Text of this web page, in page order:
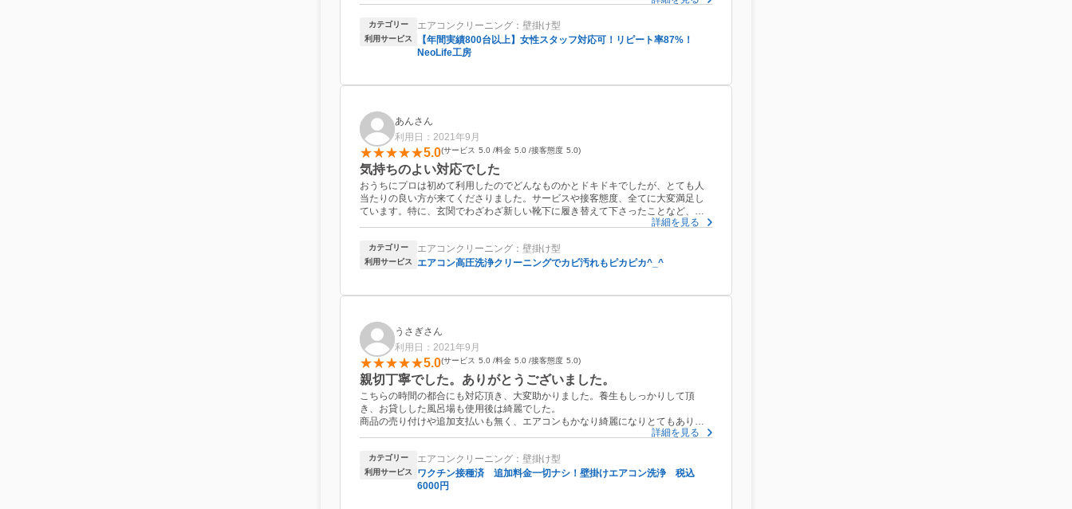
カテゴリー エアコンクリーニング：壁掛け型
利用サービス
【年間実績800台以上】女性スタッフ対応可！リピート率87%！
NeoLife工房
あんさん
利用日：2021年9月
5.0 サービス 5.0 料金 5.0 接客態度 5.0
気持ちのよい対応でした
おうちにプロは初めて利用したのでどんなものかとドキドキでしたが、とても人
当たりの良い方が来てくださりました。サービスや接客態度、全てに大変満足し
ています。特に、玄関でわざわざ新しい靴下に履き替えて下さったことなど、な
るべく家を汚さない気遣いが嬉しかったです。また機会があればお願いしたいで
詳細を見る
カテゴリー エアコンクリーニング：壁掛け型
利用サービス エアコン高圧洗浄クリーニングでカビ汚れもピカピカ^_^
うさぎさん
利用日：2021年9月
5.0 サービス 5.0 料金 5.0 接客態度 5.0
親切丁寧でした。ありがとうございました。
こちらの時間の都合にも対応頂き、大変助かりました。養生もしっかりして頂
き、お貸しした風呂場も使用後は綺麗でした。
商品の売り付けや追加支払いも無く、エアコンもかなり綺麗になりとてもありが
た。こちらも時期が来たらお願いしたいです。
詳細を見る
カテゴリー エアコンクリーニング：壁掛け型
利用サービス
ワクチン接種済 追加料金一切ナシ！壁掛けエアコン洗浄 税込
6000円